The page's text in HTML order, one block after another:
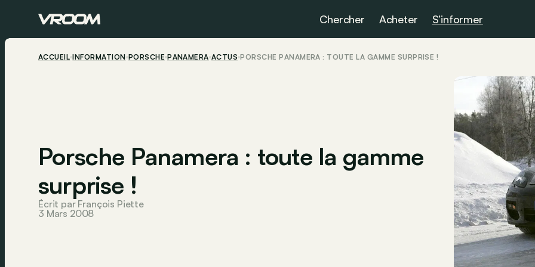
Chercher Acheter S’informer
ACCUEIL INFORMATION PORSCHE PANAMERA ACTUS PORSCHE PANAMERA : TOUTE LA GAMME SURPRISE !
Porsche Panamera : toute la gamme
surprise !
Écrit par François Piette
3 Mars 2008